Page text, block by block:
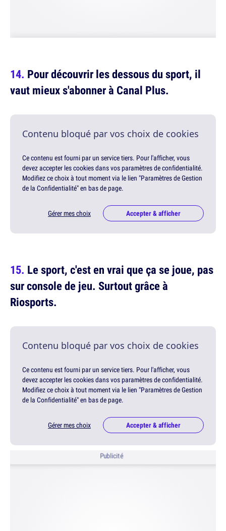
Pour découvrir les dessous du sport, il
vaut mieux s'abonner à Canal Plus.
Contenu bloqué par vos choix de cookies
Ce contenu est fourni par un service tiers. Pour l'afficher, vous
devez accepter les cookies dans vos paramètres de confidentialité.
Modifiez ce choix à tout moment via le lien "Paramètres de Gestion
de la Confidentialité" en bas de page.
Gérer mes choix Accepter & afficher
Le sport, c'est en vrai que ça se joue, pas
sur console de jeu. Surtout grâce à
Riosports.
Contenu bloqué par vos choix de cookies
Ce contenu est fourni par un service tiers. Pour l'afficher, vous
devez accepter les cookies dans vos paramètres de confidentialité.
Modifiez ce choix à tout moment via le lien "Paramètres de Gestion
de la Confidentialité" en bas de page.
Gérer mes choix Accepter & afficher
Publicité